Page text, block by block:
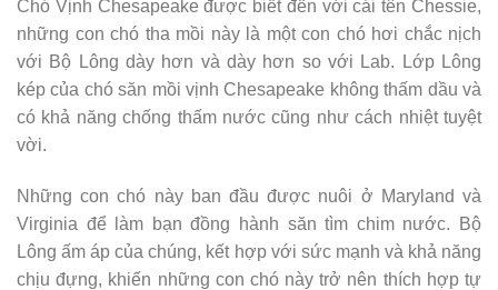
Chó Vịnh Chesapeake được biết đến với cái tên Chessie,
những con chó tha mồi này là một con chó hơi chắc nịch
với Bộ Lông dày hơn và dày hơn so với Lab. Lớp Lông
kép của chó săn mồi vịnh Chesapeake không thấm dầu và
có khả năng chống thấm nước cũng như cách nhiệt tuyệt
vời.
Những con chó này ban đầu được nuôi ở Maryland và
Virginia để làm bạn đồng hành săn tìm chim nước. Bộ
Lông ấm áp của chúng, kết hợp với sức mạnh và khả năng
chịu đựng, khiến những con chó này trở nên thích hợp tự